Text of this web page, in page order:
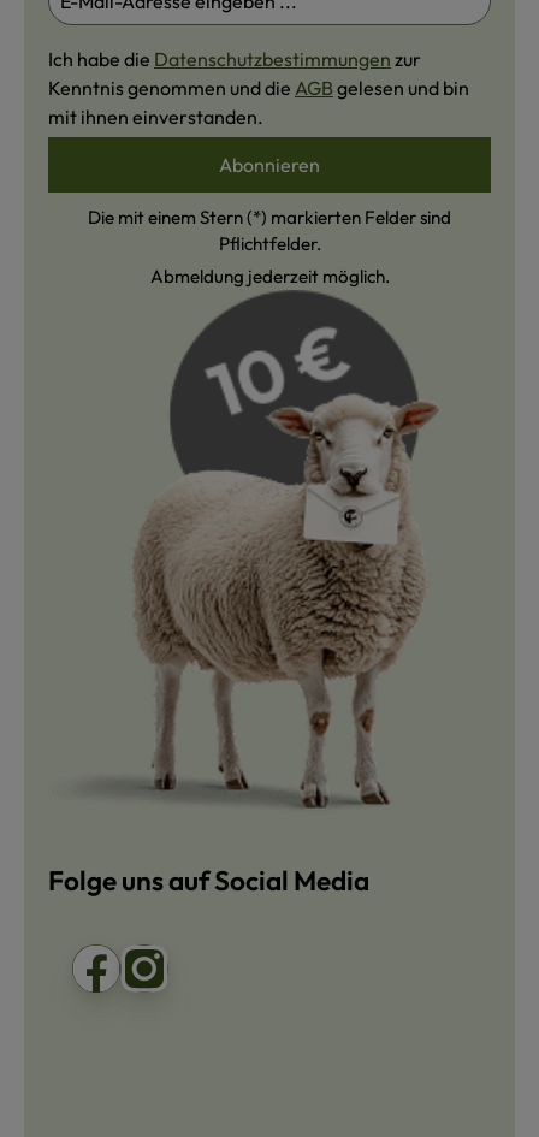
Ich habe die Datenschutzbestimmungen zur
Kenntnis genommen und die AGB gelesen und bin
mit ihnen einverstanden.
Abonnieren
Die mit einem Stern (*) markierten Felder sind
Pflichtfelder.
Abmeldung jederzeit möglich.
Folge uns auf Social Media